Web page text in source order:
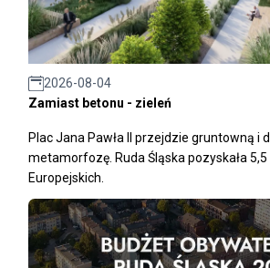
2026-08-04
Zamiast betonu - zieleń
Plac Jana Pawła II przejdzie gruntowną i
metamorfozę. Ruda Śląska pozyskała
Europejskich.